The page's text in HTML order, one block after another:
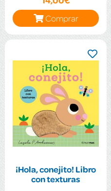
Comprar
¡Hola, conejito! Libro
con texturas